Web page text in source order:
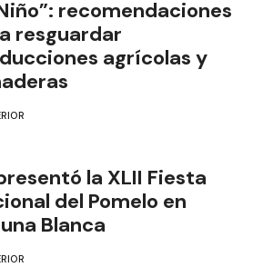
recomendaciones
resguardar
agrícolas y
la XLII Fiesta
del Pomelo en
Blanca